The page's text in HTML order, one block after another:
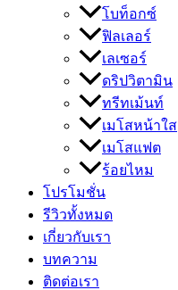
โบท็อกซ์
ฟิลเลอร์
เลเซอร์
ดริปวิตามิน
ทรีทเม้นท์
เมโสหน้าใส
เมโสแฟต
ร้อยไหม
โปรโมชั่น
รีวิวทั้งหมด
เกี่ยวกับเรา
บทความ
ติดต่อเรา